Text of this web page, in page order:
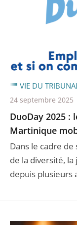
DuoDay 2025
Martinique
Dans le cadre
de la diversité, la
depuis plusieurs
VIE DU
24 septembre 2025